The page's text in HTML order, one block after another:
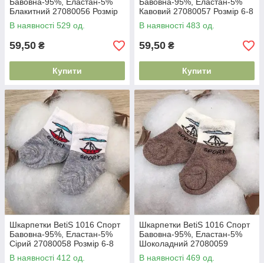
Блакитний 27080056 Розмір
6-8
В наявності 529 од.
59,50 ₴
Купити
Кавовий 27080057 Розмір 6-8
В наявності 483 од.
59,50 ₴
Купити
Шкарпетки BetiS 1016 Спорт
Бавовна-95%, Еластан-5%
Сірий 27080058 Розмір 6-8
В наявності 412 од.
Шкарпетки BetiS 1016 Спорт
Бавовна-95%, Еластан-5%
Шоколадний 27080059
Розмір 6-8
В наявності 469 од.